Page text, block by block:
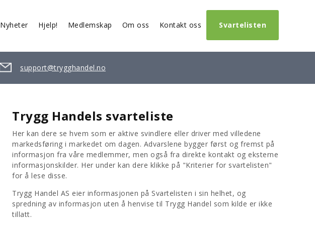
Nyheter Hjelp! Medlemskap Om oss Kontakt oss Svartelisten
support@trygghandel.no
Trygg Handels svarteliste
Her kan dere se hvem som er aktive svindlere eller driver med villedene
markedsføring i markedet om dagen. Advarslene bygger først og fremst på
informasjon fra våre medlemmer, men også fra direkte kontakt og eksterne
informasjonskilder. Her under kan dere klikke på "Kriterier for svartelisten"
for å lese disse.
Trygg Handel AS eier informasjonen på Svartelisten i sin helhet, og
spredning av informasjon uten å henvise til Trygg Handel som kilde er ikke
tillatt.